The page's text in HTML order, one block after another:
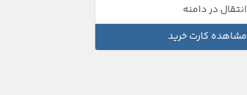
انتقال در دامنه
مشاهده کارت خرید